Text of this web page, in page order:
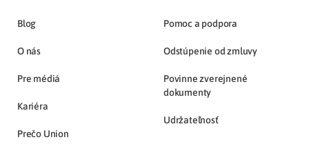
Blog
O nás
Pre médiá
Kariéra
Prečo Union
Pomoc a podpora
Odstúpenie od zmluvy
Povinne zverejnené
dokumenty
Udržateľnosť